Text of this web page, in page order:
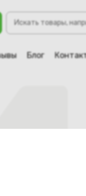
товаров
Блог